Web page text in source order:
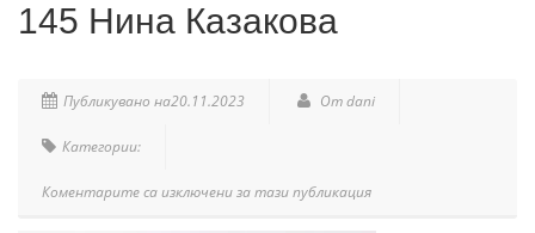
145 Нина Казакова
Публикувано на20.11.2023 От dani
Категории:
Коментарите са изключени за тази публикация